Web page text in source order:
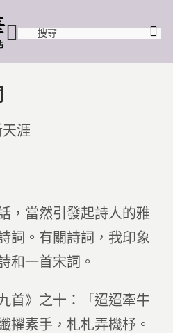
涯
，當然引發起詩人的雅
詞。有關詩詞，我印象
和一首宋詞。
首》之十：「迢迢牽牛
擢素手，札札弄機杼。